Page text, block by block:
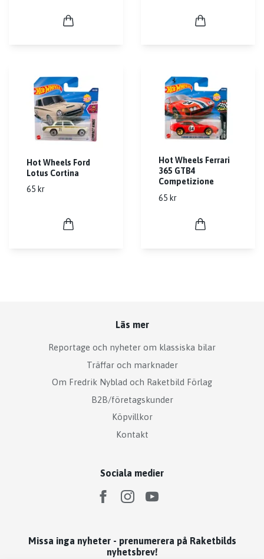
Hot Wheels Ford
Lotus Cortina
65 kr
Hot Wheels Ferrari
365 GTB4
Competizione
65 kr
Läs mer
Reportage och nyheter om klassiska bilar
Träffar och marknader
Om Fredrik Nyblad och Raketbild Förlag
B2B/företagskunder
Köpvillkor
Kontakt
Sociala medier
Missa inga nyheter - prenumerera på Raketbilds
nyhetsbrev!